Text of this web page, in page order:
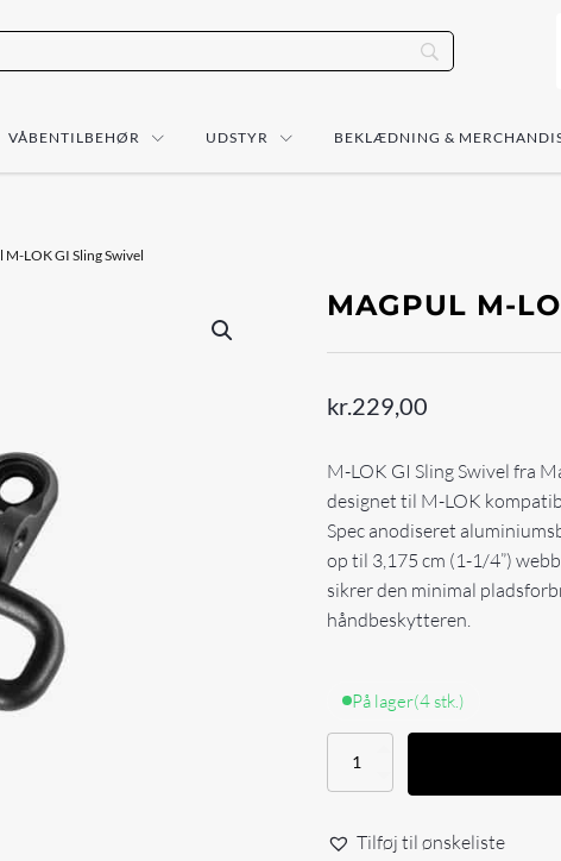
VÅBENTILBEHØR UDSTYR BEKLÆDNING &
M-LOK GI Sling Swivel
MAGPUL M-
kr.229,00
M-LOK GI Sling Swivel fra
designet til M-LOK
Spec anodiseret
op til 3,175 cm (1-1/4”)
sikrer den minimal
håndbeskytteren.
På lager(4 stk.)
Magpul
LOK
Sling Tilføj til ønskeliste